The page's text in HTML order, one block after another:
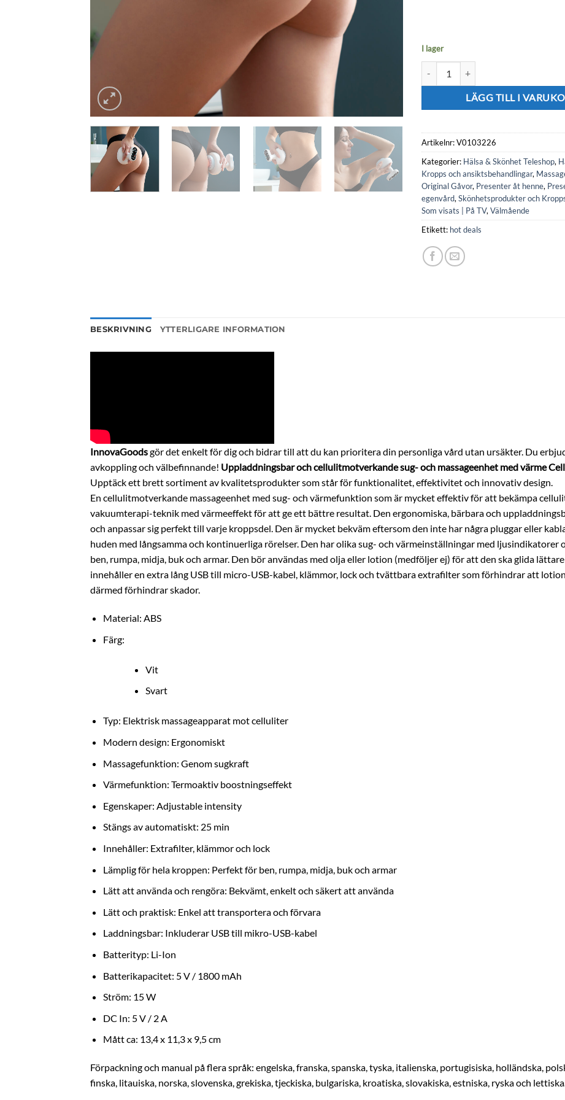
I lager
LÄGG TILL I
Artikelnr:V0103226
Kategorier: Hälsa & Skönhet Teleshop,
Kropps och ansiktsbehandlingar,
Original Gåvor, Presenter åt henne,
egenvård, Skönhetsprodukter och
Som visats | På TV, Välmående
Etikett: hot deals
BESKRIVNING YTTERLIGARE INFORMATION
InnovaGoodsgör det enkelt för dig och bidrar till att du kan prioritera din personliga vård utan ursäkter. Du
avkoppling och välbefinnande! Uppladdningsbar och cellulitmotverkande sug- och massageenhet med värme
Upptäck ett brett sortiment av kvalitetsprodukter som står för funktionalitet, effektivitet och innovativ design.
En cellulitmotverkande massageenhet med sug- och värmefunktion som är mycket effektiv för att bekämpa
vakuumterapi-teknik med värmeeffekt för att ge ett bättre resultat. Den ergonomiska, bärbara och
och anpassar sig perfekt till varje kroppsdel. Den är mycket bekväm eftersom den inte har några pluggar eller
huden med långsamma och kontinuerliga rörelser. Den har olika sug- och värmeinställningar med
ben, rumpa, midja, buk och armar. Den bör användas med olja eller lotion (medföljer ej) för att den ska glida
innehåller en extra lång USB till micro-USB-kabel, klämmor, lock och tvättbara extrafilter som förhindrar att
därmed förhindrar skador.
Material: ABS
Färg:
Vit
Svart
Typ: Elektrisk massageapparat mot celluliter
Modern design: Ergonomiskt
Massagefunktion: Genom sugkraft
Värmefunktion: Termoaktiv boostningseffekt
Egenskaper: Adjustable intensity
Stängs av automatiskt: 25 min
Innehåller: Extrafilter, klämmor och lock
Lämplig för hela kroppen: Perfekt för ben, rumpa, midja, buk och armar
Lätt att använda och rengöra: Bekvämt, enkelt och säkert att använda
Lätt och praktisk: Enkel att transportera och förvara
Laddningsbar: Inkluderar USB till mikro-USB-kabel
Batterityp: Li-Ion
Batterikapacitet: 5 V / 1800 mAh
Ström: 15 W
DC In: 5 V / 2 A
Mått ca: 13,4 x 11,3 x 9,5 cm
Förpackning och manual på flera språk: engelska, franska, spanska, tyska, italienska, portugisiska, holländska,
finska, litauiska, norska, slovenska, grekiska, tjeckiska, bulgariska, kroatiska, slovakiska, estniska, ryska och